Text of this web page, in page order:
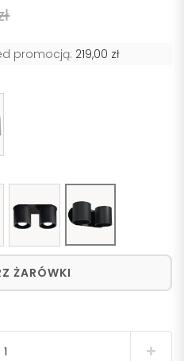
promocją: 219,00 zł
ŻARÓWKI